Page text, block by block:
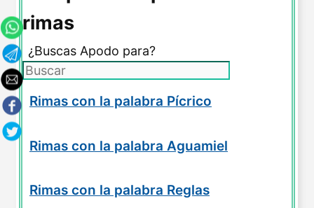
rimas
¿Buscas Apodo para?
Rimas con la palabra Pícrico
Rimas con la palabra Aguamiel
Rimas con la palabra Reglas